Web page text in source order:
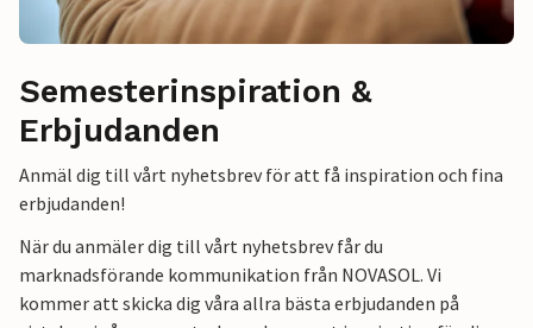
Semesterinspiration &
Erbjudanden
Anmäl dig till vårt nyhetsbrev för att få inspiration och fina
erbjudanden!
När du anmäler dig till vårt nyhetsbrev får du
marknadsförande kommunikation från NOVASOL. Vi
kommer att skicka dig våra allra bästa erbjudanden på